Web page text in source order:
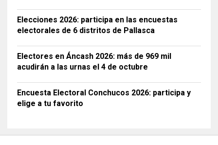
Elecciones 2026: participa en las encuestas
electorales de 6 distritos de Pallasca
Electores en Áncash 2026: más de 969 mil
acudirán a las urnas el 4 de octubre
Encuesta Electoral Conchucos 2026: participa y
elige a tu favorito